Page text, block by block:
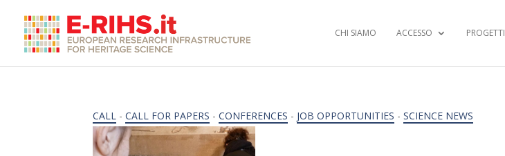
CHI SIAMO ACCESSO PROGETTI
CALL -CALL FOR PAPERS -CONFERENCES - JOB OPPORTUNITIES -SCIENCE NEWS